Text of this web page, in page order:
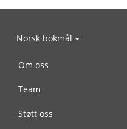
Norsk bokmål
Om oss
Team
Støtt oss